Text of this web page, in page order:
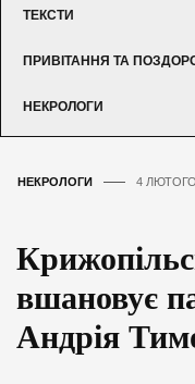
ТЕКСТИ
ПРИВІТАННЯ ТА
НЕКРОЛОГИ
НЕКРОЛОГИ 4
вшановує
Андрія